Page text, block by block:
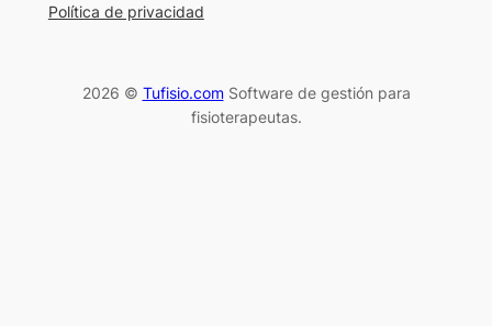
Política de privacidad
2026 © Tufisio.comSoftware de gestión para
fisioterapeutas.